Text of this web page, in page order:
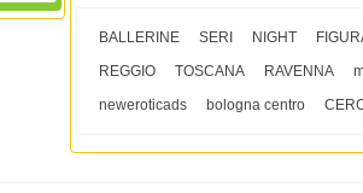
BALLERINE SERI NIGHT
REGGIO
TOSCANA RAVENNA
neweroticads
bologna centro